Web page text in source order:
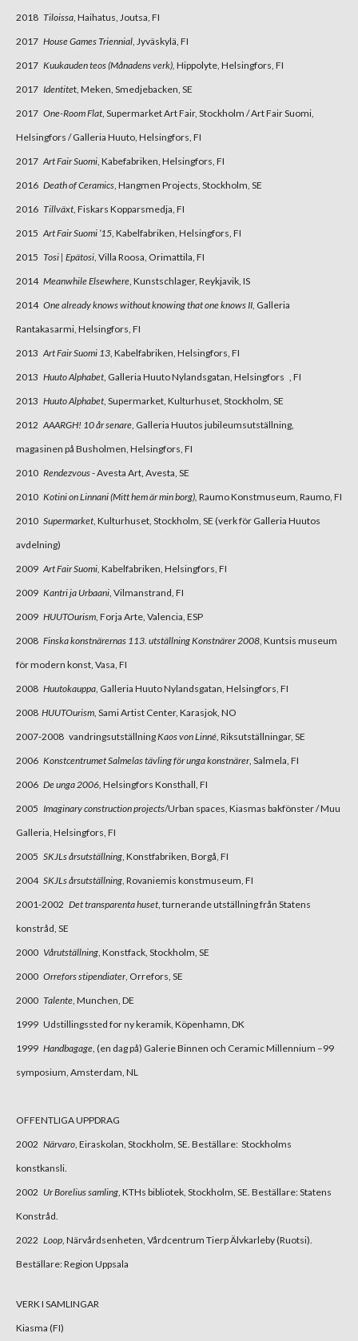
2018 Tiloissa, Haihatus, Joutsa, FI
2017 House Games Triennial, Jyväskylä, FI
2017 Kuukauden teos (Månadens verk), Hippolyte, Helsingfors, FI
2017 Identitet, Meken, Smedjebacken, SE
2017 One-Room Flat, Supermarket Art Fair, Stockholm / Art Fair Suomi,
Helsingfors / Galleria Huuto, Helsingfors, FI
2017Art Fair Suomi, Kabefabriken, Helsingfors, FI
2016 Death of Ceramics
, Hangmen Projects‏, Stockholm, SE
2016 Tillväxt, Fiskars Kopparsmedja, FI
2015Art Fair Suomi ’15, Kabelfabriken, Helsingfors, FI
2015 Tosi | Epätosi, Villa Roosa, Orimattila, FI
2014 Meanwhile Elsewhere, Kunstschlager, Reykjavik, IS
2014 One already knows without knowing that one knows II, Galleria
Rantakasarmi, Helsingfors, FI
2013Art Fair Suomi 13, Kabelfabriken, Helsingfors, FI
2013 Huuto Alphabet, Galleria Huuto Nylandsgatan, Helsingfors , FI
2013 Huuto Alphabet, Supermarket, Kulturhuset, Stockholm, SE
2012AAARGH! 10 år senare, Galleria Huutos jubileumsutställning,
magasinen på Busholmen, Helsingfors, FI
2010 Rendezvous- Avesta Art, Avesta, SE
2010 Kotini on Linnani (Mitt hem är min borg), Raumo Konstmuseum, Raumo, FI
2010 Supermarket, Kulturhuset, Stockholm, SE (verk för Galleria Huutos
avdelning)
2009Art Fair Suomi, Kabelfabriken, Helsingfors, FI
2009 Kantri ja Urbaani, Vilmanstrand, FI
2009 HUUTOurism, Forja Arte, Valencia, ESP
2008 Finska konstnärernas 113. utställning Konstnärer 2008, Kuntsis museum
för modern konst, Vasa, FI
2008 Huutokauppa, Galleria Huuto Nylandsgatan, Helsingfors, FI
2008 HUUTOurism, Sami Artist Center, Karasjok, NO
2007-2008 vandringsutställningKaos von Linné, Riksutställningar, SE
2006 Konstcentrumet Salmelas tävling för unga konstnärer, Salmela, FI
2006 De unga 2006, Helsingfors Konsthall, FI
2005 Imaginary construction projects/Urban spaces, Kiasmas bakfönster / Muu
Galleria, Helsingfors, FI
2005 SKJLs årsutställning, Konstfabriken, Borgå, FI
2004 SKJLs årsutställning, Rovaniemis konstmuseum, FI
2001-2002 Det transparenta huset, turnerande utställning från Statens
konstråd, SE
2000 Vårutställning, Konstfack, Stockholm, SE
2000 Orrefors stipendiater, Orrefors, SE
2000 Talente, Munchen, DE
1999 Udstillingssted for ny keramik, Köpenhamn, DK
1999 Handbagage, (en dag på) Galerie Binnen och Ceramic Millennium –99
symposium, Amsterdam, NL
OFFENTLIGA UPPDRAG
2002 Närvaro, Eiraskolan, Stockholm, SE. Beställare: Stockholms
konstkansli.
2002 Ur Borelius samling, KTHs bibliotek, Stockholm, SE. Beställare: Statens
Konstråd.
2022 Loop, Närvårdsenheten, Vårdcentrum Tierp Älvkarleby (Ruotsi).
Beställare: Region Uppsala
VERK I SAMLINGAR
Kiasma (FI)